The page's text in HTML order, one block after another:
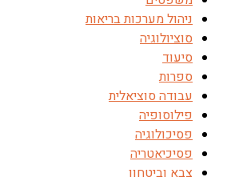
ניהול מערכות בריאות
סוציולוגיה
סיעוד
ספרות
עבודה סוציאלית
פילוסופיה
פסיכולוגיה
פסיכיאטריה
צבא וביטחון